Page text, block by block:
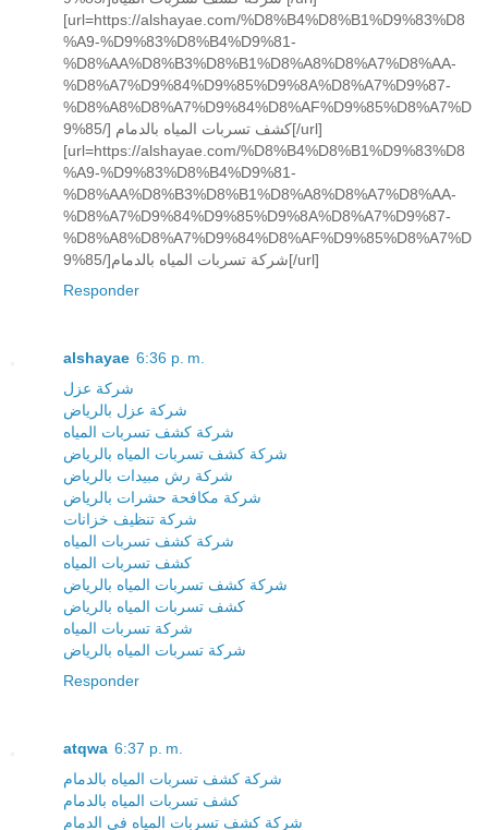
[url=https://alshayae.com/%D8%B4%D8%B1%D9%83%D8
%A9-%D9%83%D8%B4%D9%81-
%D8%AA%D8%B3%D8%B1%D8%A8%D8%A7%D8%AA-
%D8%A7%D9%84%D9%85%D9%8A%D8%A7%D9%87-
%D8%A8%D8%A7%D9%84%D8%AF%D9%85%D8%A7%D
9%85/] كشف تسربات المياه بالدمام[/url]
[url=https://alshayae.com/%D8%B4%D8%B1%D9%83%D8
%A9-%D9%83%D8%B4%D9%81-
%D8%AA%D8%B3%D8%B1%D8%A8%D8%A7%D8%AA-
%D8%A7%D9%84%D9%85%D9%8A%D8%A7%D9%87-
%D8%A8%D8%A7%D9%84%D8%AF%D9%85%D8%A7%D
9%85/]شركة تسربات المياه بالدمام[/url]
Responder
alshayae 6:36 p. m.
شركة عزل
شركة عزل بالرياض
شركة كشف تسربات المياه
شركة كشف تسربات المياه بالرياض
شركة رش مبيدات بالرياض
شركة مكافحة حشرات بالرياض
شركة تنظيف خزانات
شركة كشف تسربات المياه
كشف تسربات المياه
شركة كشف تسربات المياه بالرياض
كشف تسربات المياه بالرياض
شركة تسربات المياه
شركة تسربات المياه بالرياض
Responder
atqwa 6:37 p. m.
شركة كشف تسربات المياه بالدمام
كشف تسربات المياه بالدمام
شركة كشف تسربات المياه في الدمام